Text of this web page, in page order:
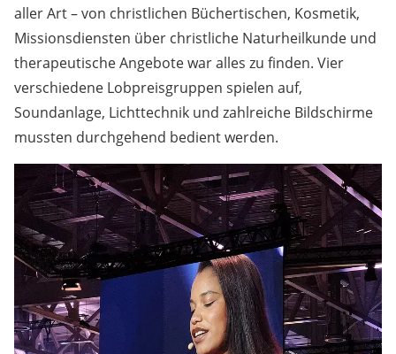
aller Art – von christlichen Büchertischen, Kosmetik,
Missionsdiensten über christliche Naturheilkunde und
therapeutische Angebote war alles zu finden. Vier
verschiedene Lobpreisgruppen spielen auf,
Soundanlage, Lichttechnik und zahlreiche Bildschirme
mussten durchgehend bedient werden.